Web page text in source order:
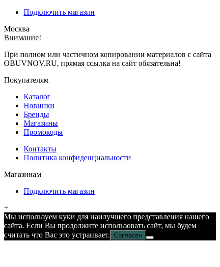
Подключить магазин
Москва
Внимание!
При полном или частичном копировании материалов с сайта
OBUVNOV.RU, прямая ссылка на сайт обязательна!
Покупателям
Каталог
Новинки
Бренды
Магазины
Промокоды
Контакты
Политика конфиденциальности
Магазинам
Подключить магазин
+
Мы используем куки для наилучшего представления нашего
сайта. Если Вы продолжите использовать сайт, мы будем
считать что Вас это устраивает. Согласен